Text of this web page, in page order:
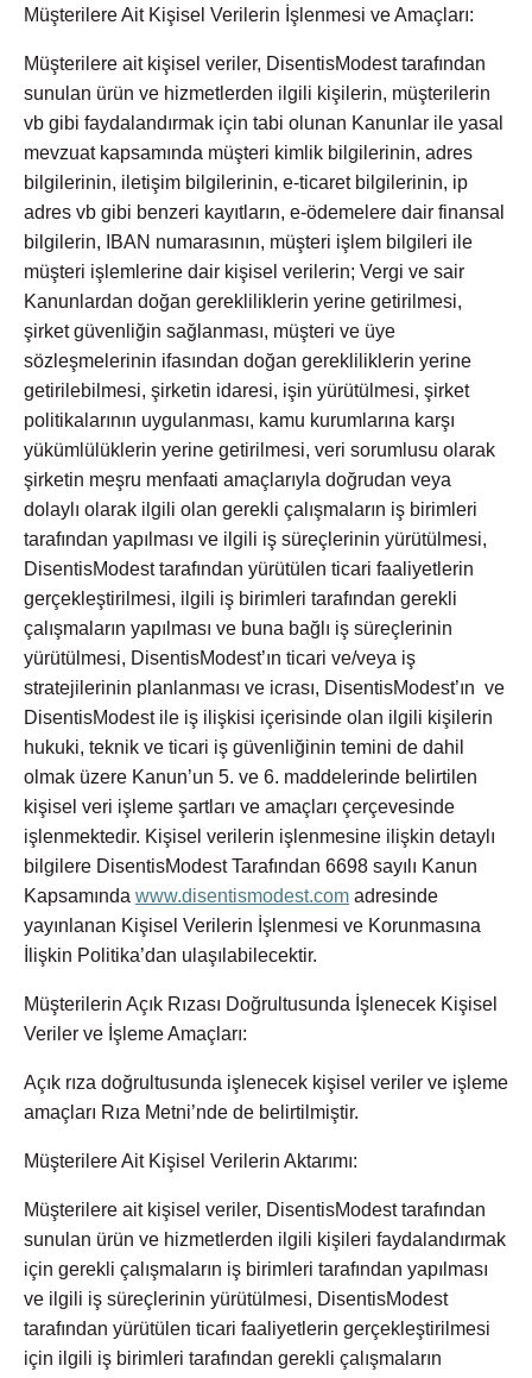
Müşterilere Ait Kişisel Verilerin İşlenmesi ve Amaçları:
Müşterilere ait kişisel veriler, DisentisModest tarafından
sunulan ürün ve hizmetlerden ilgili kişilerin, müşterilerin
vb gibi faydalandırmak için tabi olunan Kanunlar ile yasal
mevzuat kapsamında müşteri kimlik bilgilerinin, adres
bilgilerinin, iletişim bilgilerinin, e-ticaret bilgilerinin, ip
adres vb gibi benzeri kayıtların, e-ödemelere dair finansal
bilgilerin, IBAN numarasının, müşteri işlem bilgileri ile
müşteri işlemlerine dair kişisel verilerin; Vergi ve sair
Kanunlardan doğan gerekliliklerin yerine getirilmesi,
şirket güvenliğin sağlanması, müşteri ve üye
sözleşmelerinin ifasından doğan gerekliliklerin yerine
getirilebilmesi, şirketin idaresi, işin yürütülmesi, şirket
politikalarının uygulanması, kamu kurumlarına karşı
yükümlülüklerin yerine getirilmesi, veri sorumlusu olarak
şirketin meşru menfaati amaçlarıyla doğrudan veya
dolaylı olarak ilgili olan gerekli çalışmaların iş birimleri
tarafından yapılması ve ilgili iş süreçlerinin yürütülmesi,
DisentisModest tarafından yürütülen ticari faaliyetlerin
gerçekleştirilmesi, ilgili iş birimleri tarafından gerekli
çalışmaların yapılması ve buna bağlı iş süreçlerinin
yürütülmesi, DisentisModest’ın ticari ve/veya iş
stratejilerinin planlanması ve icrası, DisentisModest’ın ve
DisentisModest ile iş ilişkisi içerisinde olan ilgili kişilerin
hukuki, teknik ve ticari iş güvenliğinin temini de dahil
olmak üzere Kanun’un 5. ve 6. maddelerinde belirtilen
kişisel veri işleme şartları ve amaçları çerçevesinde
işlenmektedir. Kişisel verilerin işlenmesine ilişkin detaylı
bilgilere DisentisModest Tarafından 6698 sayılı Kanun
Kapsamında www.disentismodest.com adresinde
yayınlanan Kişisel Verilerin İşlenmesi ve Korunmasına
İlişkin Politika’dan ulaşılabilecektir.
Müşterilerin Açık Rızası Doğrultusunda İşlenecek Kişisel
Veriler ve İşleme Amaçları:
Açık rıza doğrultusunda işlenecek kişisel veriler ve işleme
amaçları Rıza Metni’nde de belirtilmiştir.
Müşterilere Ait Kişisel Verilerin Aktarımı:
Müşterilere ait kişisel veriler, DisentisModest tarafından
sunulan ürün ve hizmetlerden ilgili kişileri faydalandırmak
için gerekli çalışmaların iş birimleri tarafından yapılması
ve ilgili iş süreçlerinin yürütülmesi, DisentisModest
tarafından yürütülen ticari faaliyetlerin gerçekleştirilmesi
için ilgili iş birimleri tarafından gerekli çalışmaların